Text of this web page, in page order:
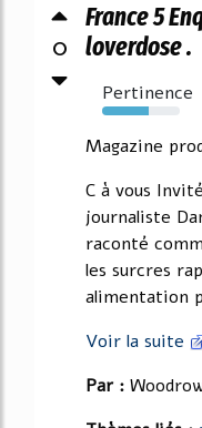
0
France 5
loverdose .
Pertinence
60%
Magazine
C à vous
journaliste
raconté
les surcres
alimentation
Voir la suite
Par :